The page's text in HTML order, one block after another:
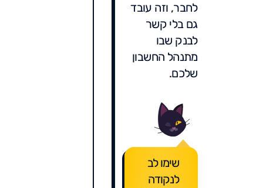
לחבר, וזה עובד
גם בלי קשר
לבנק שבו
מתנהל החשבון
שלכם.
שימו לב
לנקודה